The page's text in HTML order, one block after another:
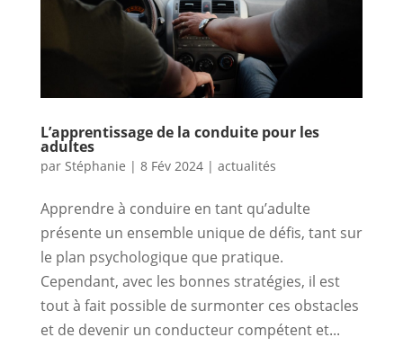
L’apprentissage de la conduite pour les
adultes
par Stéphanie | 8 Fév 2024| actualités
Apprendre à conduire en tant qu’adulte
présente un ensemble unique de défis, tant sur
le plan psychologique que pratique.
Cependant, avec les bonnes stratégies, il est
tout à fait possible de surmonter ces obstacles
et de devenir un conducteur compétent et...